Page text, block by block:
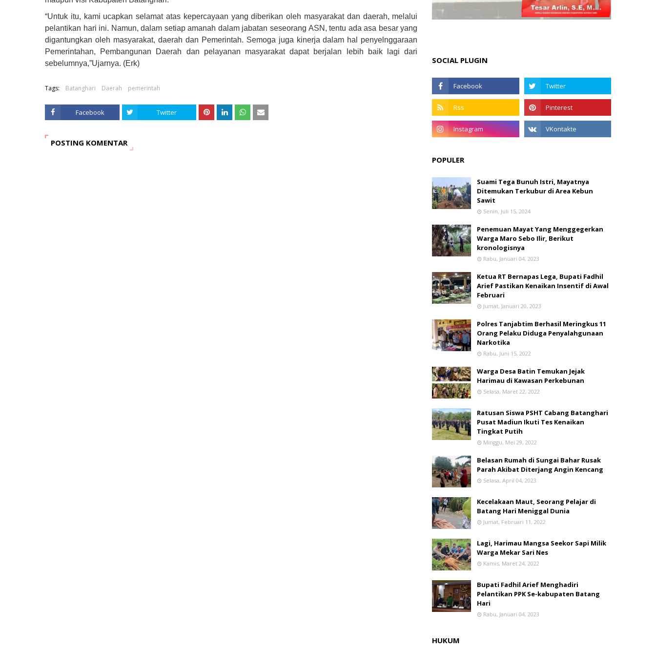
“Untuk itu, kami ucapkan selamat atas kepercayaan yang diberikan oleh masyarakat dan daerah, melalui
pelantikan hari ini. Namun, dalam setiap amanah dalam jabatan seseorang ASN, tentu ada asa besar yang
digantungkan oleh masyarakat, daerah dan Pemerintah. Semoga juga kinerja dalam hal penyelnggaraan
Pemerintahan, Pembangunan Daerah dan pelayanan masyarakat dapat berjalan lebih baik lagi dari
sebelumnya,”Ujarnya. (Erk)
Tags: Batanghari Daerah pemerintah
Facebook Twitter
POSTING KOMENTAR
SOCIAL PLUGIN
POPULER
Suami Tega Bunuh Istri, Mayatnya
Ditemukan Terkubur di Area Kebun
Sawit
Senin, Juli 15, 2024
Penemuan Mayat Yang Menggegerkan
Warga Maro Sebo Ilir, Berikut
kronologisnya
Rabu, Januari 04, 2023
Ketua RT Bernapas Lega, Bupati Fadhil
Arief Pastikan Kenaikan Insentif di Awal
Februari
Jumat, Januari 20, 2023
Polres Tanjabtim Berhasil Meringkus 11
Orang Pelaku Diduga Penyalahgunaan
Narkotika
Rabu, Juni 15, 2022
Warga Desa Batin Temukan Jejak
Harimau di Kawasan Perkebunan
Selasa, Maret 22, 2022
Ratusan Siswa PSHT Cabang Batanghari
Pusat Madiun Ikuti Tes Kenaikan
Tingkat Putih
Minggu, Mei 29, 2022
Belasan Rumah di Sungai Bahar Rusak
Parah Akibat Diterjang Angin Kencang
Selasa, April 04, 2023
Kecelakaan Maut, Seorang Pelajar di
Batang Hari Meniggal Dunia
Jumat, Februari 11, 2022
Lagi, Harimau Mangsa Seekor Sapi Milik
Warga Mekar Sari Nes
Kamis, Maret 24, 2022
Bupati Fadhil Arief Menghadiri
Pelantikan PPK Se-kabupaten Batang
Hari
Rabu, Januari 04, 2023
HUKUM